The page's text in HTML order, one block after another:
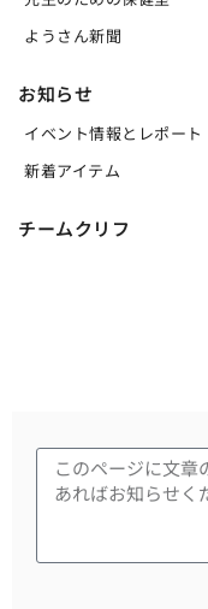
ようさん新聞
お知らせ
イベント情報とレポート
新着アイテム
チームクリフ